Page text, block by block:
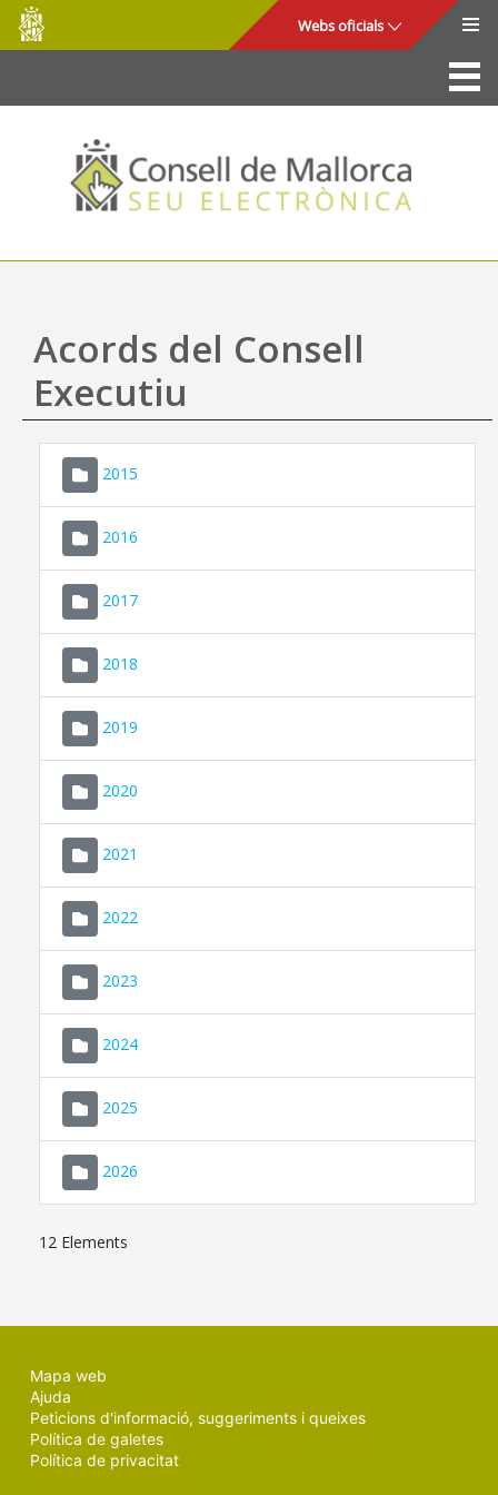
Salta al contingut principal
Consell
de
Mallorca
Webs oficials
La Seu
Consell de Mallorca
Accés i seguretat
Utilitats
Ajuda
Acords del Consell
Executiu
2015
2016
2017
2018
2019
2020
2021
2022
2023
2024
2025
2026
12 Elements
Mapa web
Ajuda
Peticions d'informació, suggeriments i queixes
Política de galetes
Política de privacitat